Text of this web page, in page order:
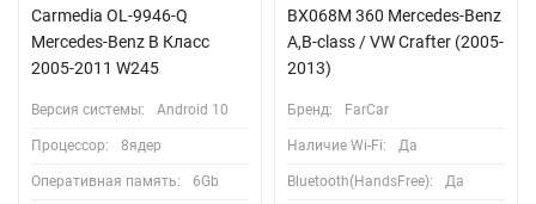
Carmedia OL-9946-Q
Mercedes-Benz B Класс
2005-2011 W245
Версия системы: Android 10
Процессор: 8ядер
Оперативная память: 6Gb
BX068M 360 Mercedes-Benz
A,B-class / VW Crafter (2005-
2013)
Бренд: FarCar
Наличие Wi-Fi: Да
Bluetooth(HandsFree): Да